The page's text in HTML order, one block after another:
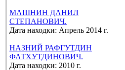
МАШНИН ДАНИЛ
СТЕПАНОВИЧ.
Дата находки: Апрель 2014 г.
НАЗНИЙ РАФГУТДИН
ФАТХУТДИНОВИЧ.
Дата находки: 2010 г.